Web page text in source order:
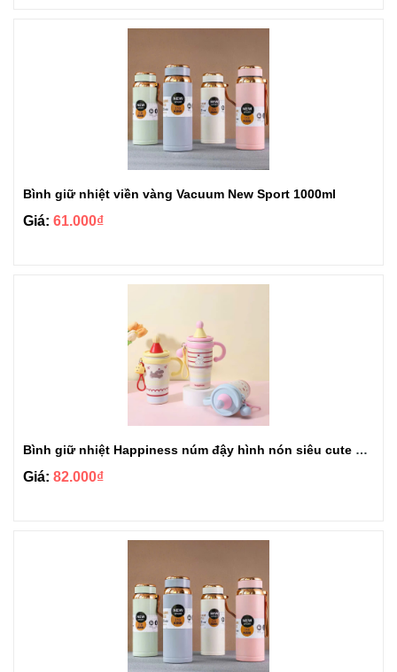
Bình giữ nhiệt viền vàng Vacuum New Sport 1000ml
Giá: 61.000₫
Bình giữ nhiệt Happiness núm đậy hình nón siêu cute 650ml
Giá: 82.000₫